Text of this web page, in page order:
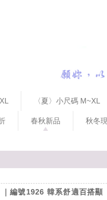
〈夏〉小尺碼 M~XL
春秋新品 秋冬
編號1926 韓系舒適百搭顯